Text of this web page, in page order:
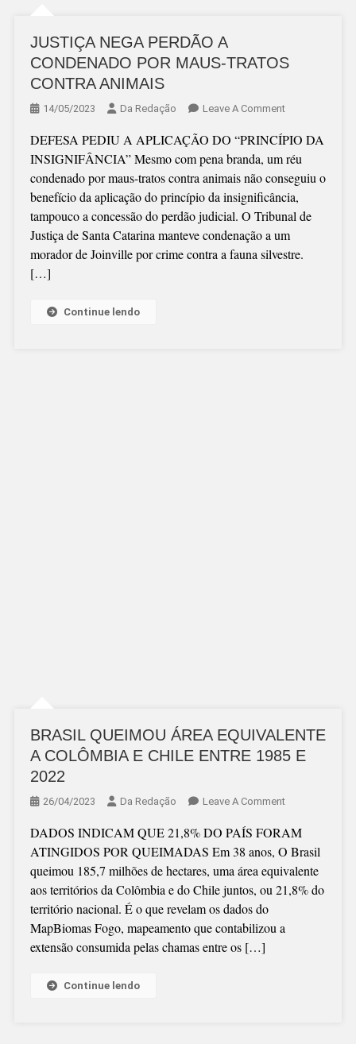
JUSTIÇA NEGA PERDÃO A
CONDENADO POR MAUS-TRATOS
CONTRA ANIMAIS
14/05/2023 Da Redação Leave A CommentOn
NEGA
PERDÃO
A
CONDENADO
POR
MAUS-
TRATOS
DEFESA PEDIU A APLICAÇÃO DO “PRINCÍPIO DA
INSIGNIFÂNCIA” Mesmo com pena branda, um réu
condenado por maus-tratos contra animais não conseguiu o
benefício da aplicação do princípio da insignificância,
tampouco a concessão do perdão judicial. O Tribunal de
Justiça de Santa Catarina manteve condenação a um
morador de Joinville por crime contra a fauna silvestre.
[…]
Continue lendo
BRASIL QUEIMOU ÁREA EQUIVALENTE
A COLÔMBIA E CHILE ENTRE 1985 E
2022
26/04/2023 Da Redação Leave A CommentOn
QUEIMOU
ÁREA
EQUIVALENTE
A
E
DADOS INDICAM QUE 21,8% DO PAÍS FORAM
ATINGIDOS POR QUEIMADAS Em 38 anos, O Brasil
queimou 185,7 milhões de hectares, uma área equivalente
aos territórios da Colômbia e do Chile juntos, ou 21,8% do
território nacional. É o que revelam os dados do
MapBiomas Fogo, mapeamento que contabilizou a
extensão consumida pelas chamas entre os […]
Continue lendo